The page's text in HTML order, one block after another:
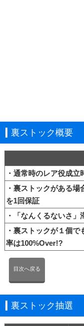
裏ストック概要
・通常時のレア役成
・裏ストックがある
を1回保証
・「なんくるないさ
・裏ストックが１個
率は100%Over!?
目次へ戻る
裏ストック抽選